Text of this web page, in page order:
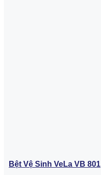
Bệt Vệ Sinh VeLa VB 801